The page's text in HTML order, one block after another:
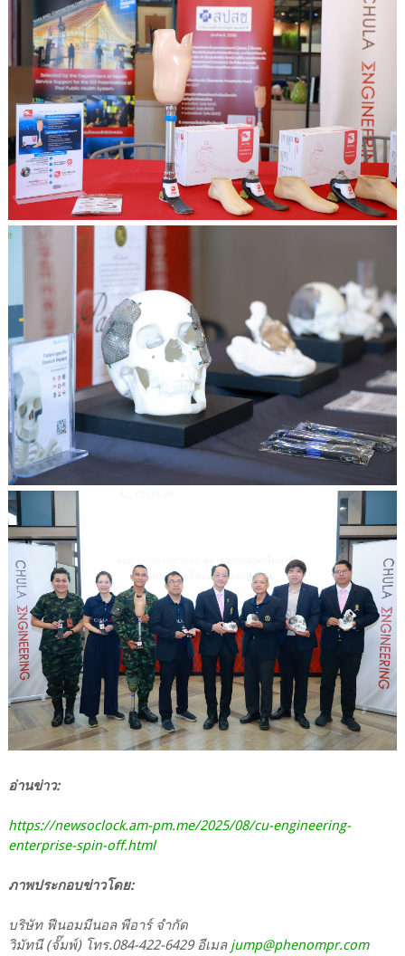
อ่านข่าว:
https://newsoclock.am-pm.me/2025/08/cu-engineering-
enterprise-spin-off.html
ภาพประกอบข่าวโดย:
บริษัท ฟีนอมมีนอล พีอาร์ จำกัด
วิมัทนี (จั๊มพ์) โทร.084-422-6429 อีเมล jump@phenompr.com